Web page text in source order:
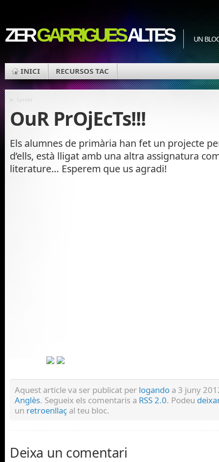
ZERGARRIGUESALTES UN
INICI RECURSOS TAC
« Spider
OuR PrOjEcTs!!!
Els alumnes de primària han fet un projecte
d’ells, està lligat amb una altra assignatura
literature… Esperem que us agradi!
Aquest article va ser publicat per logando a 3 juny
Anglès. Segueix els comentaris a RSS 2.0. Podeu
un retroenllaç al teu bloc.
Deixa un comentari